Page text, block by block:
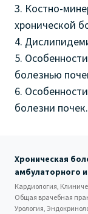
3. Костно-
хронической
4.
5.
болезнью
6.
болезни почек.
Хроническая
амбулаторного
Кардиология,
Общая врачебная
Урология,